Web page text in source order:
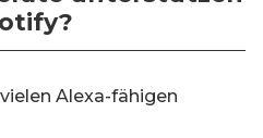
Alexa-fähigen